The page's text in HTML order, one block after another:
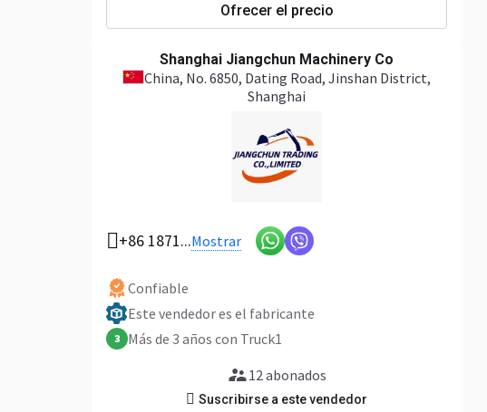
Ofrecer el precio
Shanghai Jiangchun Machinery Co
China, No. 6850, Dating Road, Jinshan District,
Shanghai
+86 1871...Mostrar
Confiable
Este vendedor es el fabricante
3
Más de 3 años con Truck1
12 abonados
Suscribirse a este vendedor